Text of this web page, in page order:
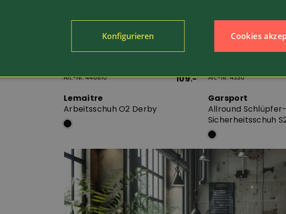
Art.-Nr. 446810
109.-
Lemaitre
Arbeitsschuh O2 Derby
Art.-Nr. 4330
Garsport
Allround Schlüpfer-
Sicherheitsschuh
Cookies
Konfigurieren